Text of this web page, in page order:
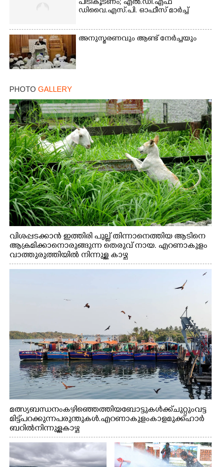
പിടികൂടണം; എൽ.ഡി.എഫ്
ഡിവൈ.എസ്.പി. ഓഫീസ് മാർച്ച്
അനുസ്മരണവും ആണ്ട് നേർച്ചയും
PHOTO GALLERY
വിശപ്പടക്കാൻ ഇത്തിരി പുല്ല് തിന്നാനെത്തിയ ആടിനെ
ആക്രമിക്കാനൊരുങ്ങുന്ന തെരുവ് നായ. എറണാകുളം
വാത്തുരുത്തിയിൽ നിന്നുള്ള കാഴ്ച
മത്സ്യബന്ധനം കഴിഞ്ഞെത്തിയ ബോട്ടുകൾക്ക് ചുറ്റും വട്ട
മിട്ട് പറക്കുന്ന പരുന്തുകൾ. എറണാകുളം കാളമുക്ക് ഹാർ
ബറിൽ നിന്നുള്ള കാഴ്ച